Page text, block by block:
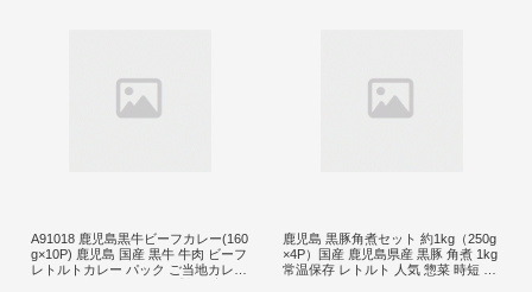
A91018 鹿児島黒牛ビーフカレー(160
g×10P) 鹿児島 国産 黒牛 牛肉 ビーフ
レトルトカレー パック ご当地カレー
鹿児島 黒豚角煮セット 約1kg（250g
×4P）国産 鹿児島県産 黒豚 角煮 1kg
常温保存 レトルト 人気 惣菜 時短 レ